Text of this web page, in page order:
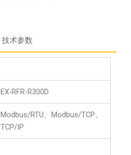
技术参数
EX-RFR-R300D
Modbus/RTU、Modbus/TCP、
TCP/IP